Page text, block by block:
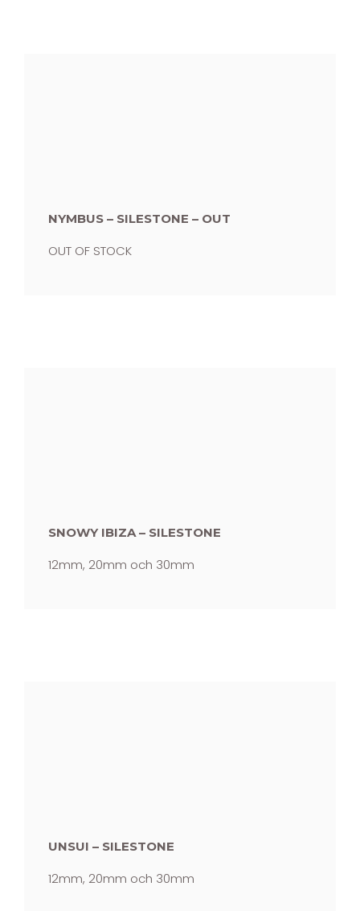
NYMBUS – SILESTONE – OUT
OUT OF STOCK
SNOWY IBIZA – SILESTONE
12mm, 20mm och 30mm
UNSUI – SILESTONE
12mm, 20mm och 30mm